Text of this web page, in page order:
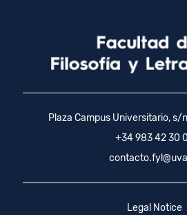
Plaza Campus Universitario, s/
+34 983 42 30
Legal Notice